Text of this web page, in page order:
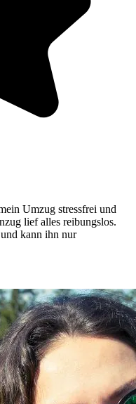
Umzug stressfrei und
lief alles reibungslos.
kann ihn nur